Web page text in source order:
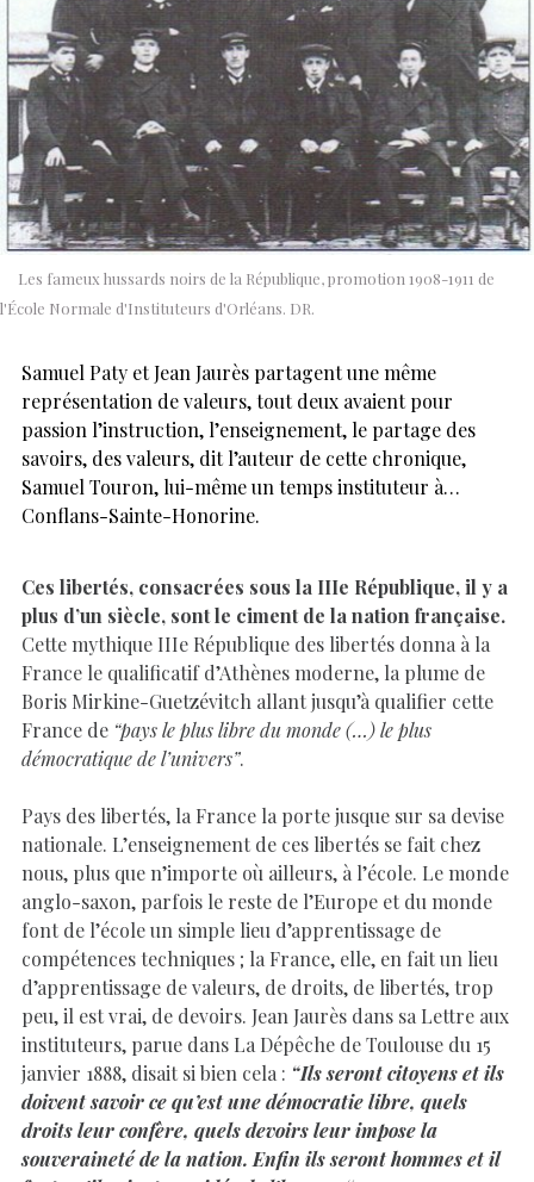
Les fameux hussards noirs de la République, promotion 1908-1911 de
l'École Normale d'Instituteurs d'Orléans. DR.
Samuel Paty et Jean Jaurès partagent une même
représentation de valeurs, tout deux avaient pour
passion l’instruction, l’enseignement, le partage des
savoirs, des valeurs, dit l’auteur de cette chronique,
Samuel Touron, lui-même un temps instituteur à…
Conflans-Sainte-Honorine.
Ces libertés, consacrées sous la IIIe République, il y a
plus d’un siècle, sont le ciment de la nation française.
Cette mythique IIIe République des libertés donna à la
France le qualificatif d’Athènes moderne, la plume de
Boris Mirkine-Guetzévitch allant jusqu’à qualifier cette
France de “pays le plus libre du monde (…) le plus
démocratique de l’univers”.
Pays des libertés, la France la porte jusque sur sa devise
nationale. L’enseignement de ces libertés se fait chez
nous, plus que n’importe où ailleurs, à l’école. Le monde
anglo-saxon, parfois le reste de l’Europe et du monde
font de l’école un simple lieu d’apprentissage de
compétences techniques ; la France, elle, en fait un lieu
d’apprentissage de valeurs, de droits, de libertés, trop
peu, il est vrai, de devoirs. Jean Jaurès dans sa Lettre aux
instituteurs, parue dans La Dépêche de Toulouse du 15
janvier 1888, disait si bien cela : “Ils seront citoyens et ils
doivent savoir ce qu’est une démocratie libre, quels
droits leur confère, quels devoirs leur impose la
souveraineté de la nation. Enfin ils seront hommes et il